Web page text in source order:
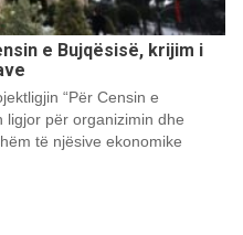
e Bujqësisë, krijim i
“Për Censin e
ligjor për organizimin dhe
të njësive ekonomike